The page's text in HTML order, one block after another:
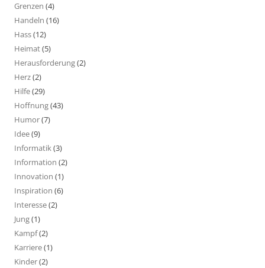
Grenzen (4)
Handeln (16)
Hass(12)
Heimat(5)
Herausforderung(2)
Herz(2)
Hilfe(29)
Hoffnung(43)
Humor(7)
Idee(9)
Informatik(3)
Information (2)
Innovation (1)
Inspiration (6)
Interesse(2)
Jung(1)
Kampf(2)
Karriere(1)
Kinder(2)